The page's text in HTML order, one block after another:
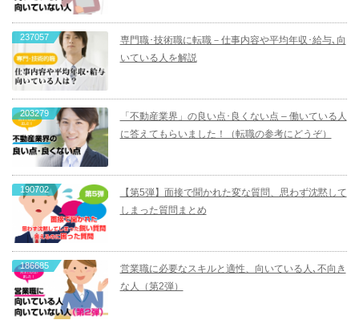
237057
専門職･技術職に転職－仕事内容や平均年収･給与､向
いている人を解説
203279
「不動産業界」の良い点･良くない点 – 働いている人
に答えてもらいました！（転職の参考にどうぞ）
190702
【第5弾】面接で聞かれた変な質問、思わず沈黙して
しまった質問まとめ
186685
営業職に必要なスキルと適性、向いている人､不向き
な人（第2弾）